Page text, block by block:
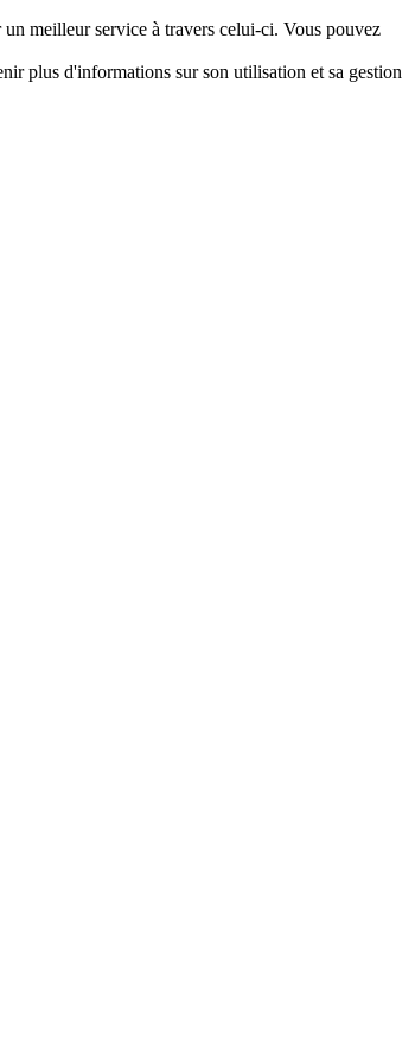
meilleur service à travers celui-ci. Vous pouvez
plus d'informations sur son utilisation et sa gestion